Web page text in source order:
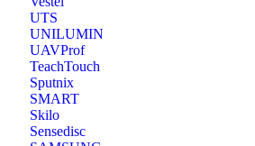
UTS
UNILUMIN
UAVProf
TeachTouch
Sputnix
SMART
Skilo
Sensedisc